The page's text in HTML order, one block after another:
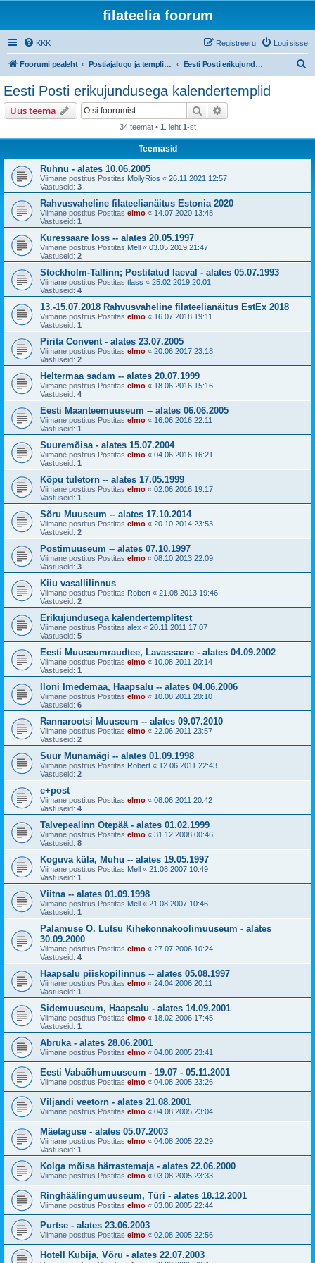
filateelia foorum
KKK Logi sisse
Registreeru
Foorumi pealeht Postiajalugu ja templijäljendite kogumine Eesti Posti erikujundusega kalendertemplid
Eesti Posti erikujundusega kalendertemplid
Uus teema Otsi
34 teemat • 1 . leht 1-st
Teemasid
Ruhnu - alates 10.06.2005
Viimane postitus Postitas MollyRios « 26.11.2021 12:57
Vastuseid: 3
Rahvusvaheline filateelianäitus Estonia 2020
Viimane postitus Postitas elmo « 14.07.2020 13:48
Vastuseid: 1
Kuressaare loss -- alates 20.05.1997
Viimane postitus Postitas Mell « 03.05.2019 21:47
Vastuseid: 2
Stockholm-Tallinn; Postitatud laeval - alates 05.07.1993
Viimane postitus Postitas tlass « 25.02.2019 20:01
Vastuseid: 4
13.-15.07.2018 Rahvusvaheline filateelianäitus EstEx 2018
Viimane postitus Postitas elmo « 16.07.2018 19:11
Vastuseid: 1
Pirita Convent - alates 23.07.2005
Viimane postitus Postitas elmo « 20.06.2017 23:18
Vastuseid: 2
Heltermaa sadam -- alates 20.07.1999
Viimane postitus Postitas elmo « 18.06.2016 15:16
Vastuseid: 4
Eesti Maanteemuuseum -- alates 06.06.2005
Viimane postitus Postitas elmo « 16.06.2016 22:11
Vastuseid: 1
Suuremõisa - alates 15.07.2004
Viimane postitus Postitas elmo « 04.06.2016 16:21
Vastuseid: 1
Kõpu tuletorn -- alates 17.05.1999
Viimane postitus Postitas elmo « 02.06.2016 19:17
Vastuseid: 1
Sõru Muuseum -- alates 17.10.2014
Viimane postitus Postitas elmo « 20.10.2014 23:53
Vastuseid: 2
Postimuuseum -- alates 07.10.1997
Viimane postitus Postitas elmo « 08.10.2013 22:09
Vastuseid: 3
Kiiu vasallilinnus
Viimane postitus Postitas Robert « 21.08.2013 19:46
Vastuseid: 2
Erikujundusega kalendertemplitest
Viimane postitus Postitas alex « 20.11.2011 17:07
Vastuseid: 5
Eesti Muuseumraudtee, Lavassaare - alates 04.09.2002
Viimane postitus Postitas elmo « 10.08.2011 20:14
Vastuseid: 1
Iloni Imedemaa, Haapsalu -- alates 04.06.2006
Viimane postitus Postitas elmo « 10.08.2011 20:10
Vastuseid: 6
Rannarootsi Muuseum -- alates 09.07.2010
Viimane postitus Postitas elmo « 22.06.2011 23:57
Vastuseid: 2
Suur Munamägi -- alates 01.09.1998
Viimane postitus Postitas Robert « 12.06.2011 22:43
Vastuseid: 2
e+post
Viimane postitus Postitas elmo « 08.06.2011 20:42
Vastuseid: 4
Talvepealinn Otepää - alates 01.02.1999
Viimane postitus Postitas elmo « 31.12.2008 00:46
Vastuseid: 8
Koguva küla, Muhu -- alates 19.05.1997
Viimane postitus Postitas Mell « 21.08.2007 10:49
Vastuseid: 1
Viitna -- alates 01.09.1998
Viimane postitus Postitas Mell « 21.08.2007 10:46
Vastuseid: 1
Palamuse O. Lutsu Kihekonnakoolimuuseum - alates
30.09.2000
Viimane postitus Postitas elmo « 27.07.2006 10:24
Vastuseid: 4
Haapsalu piiskopilinnus -- alates 05.08.1997
Viimane postitus Postitas elmo « 24.04.2006 20:11
Vastuseid: 1
Sidemuuseum, Haapsalu - alates 14.09.2001
Viimane postitus Postitas elmo « 18.02.2006 17:45
Vastuseid: 1
Abruka - alates 28.06.2001
Viimane postitus Postitas elmo « 04.08.2005 23:41
Eesti Vabaõhumuuseum - 19.07 - 05.11.2001
Viimane postitus Postitas elmo « 04.08.2005 23:26
Viljandi veetorn - alates 21.08.2001
Viimane postitus Postitas elmo « 04.08.2005 23:04
Mäetaguse - alates 05.07.2003
Viimane postitus Postitas elmo « 04.08.2005 22:29
Vastuseid: 1
Kolga mõisa härrastemaja - alates 22.06.2000
Viimane postitus Postitas elmo « 03.08.2005 23:33
Ringhäälingumuuseum, Türi - alates 18.12.2001
Viimane postitus Postitas elmo « 03.08.2005 22:44
Purtse - alates 23.06.2003
Viimane postitus Postitas elmo « 02.08.2005 22:56
Hotell Kubija, Võru - alates 22.07.2003